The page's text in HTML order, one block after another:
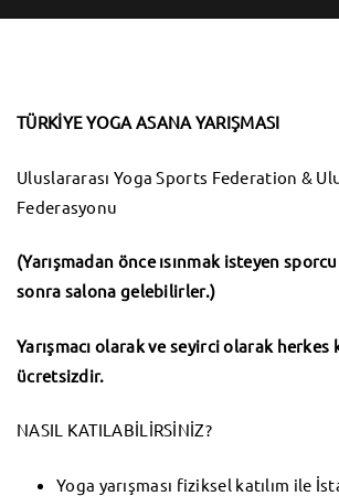
TÜRKİYE YOGA ASANA YARIŞMASI
Uluslararası Yoga Sports Federation &
Federasyonu
(Yarışmadan önce ısınmak isteyen
sonra salona gelebilirler.)
Yarışmacı olarak ve seyirci olarak herkes
ücretsizdir.
NASIL KATILABİLİRSİNİZ?
Yoga yarışması fiziksel katılım ile